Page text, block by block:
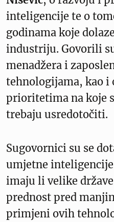
inteligencije te o
godinama koje
industriju. Govorili
menadžera i
tehnologijama, kao i
prioritetima na koje
trebaju usredotočiti.
Sugovornici su se
umjetne
imaju li velike
prednost pred
primjeni ovih